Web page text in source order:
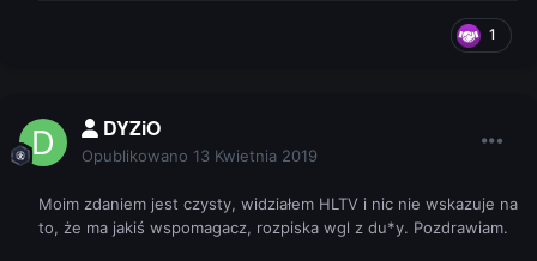
1
DYZiO
Opublikowano 13 Kwietnia 2019
Moim zdaniem jest czysty, widziałem HLTV i nic nie wskazuje na
to, że ma jakiś wspomagacz, rozpiska wgl z du*y. Pozdrawiam.